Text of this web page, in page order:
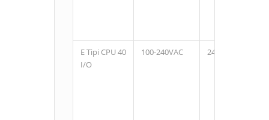
E Tipi CPU 40
I/O
100-240VAC 24